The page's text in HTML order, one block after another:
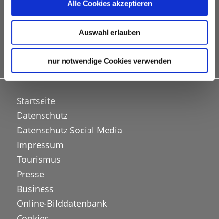
Alle Cookies akzeptieren
Auswahl erlauben
nur notwendige Cookies verwenden
Bureau und Neuigkeiten aus der Kongressregion
Stuttgart
ABONNIEREN
Startseite
Datenschutz
Datenschutz Social Media
Impressum
Tourismus
Presse
Business
Online-Bilddatenbank